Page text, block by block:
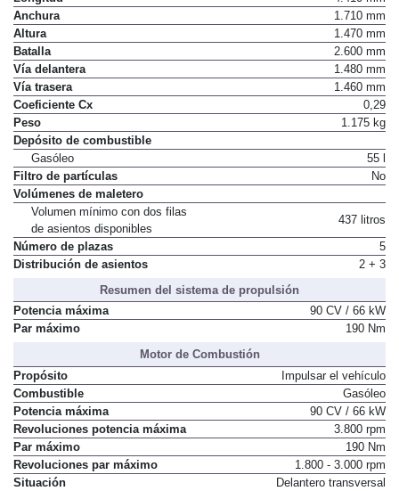
Anchura
1.710 mm
Altura
1.470 mm
Batalla
2.600 mm
Vía delantera
1.480 mm
Vía trasera
1.460 mm
Coeficiente Cx
0,29
Peso
1.175 kg
Depósito de combustible
Gasóleo
55 l
Filtro de partículas
No
Volúmenes de maletero
Volumen mínimo con dos filas
de asientos disponibles
437 litros
Número de plazas
5
Distribución de asientos
2 + 3
Resumen del sistema de propulsión
Potencia máxima
90 CV / 66 kW
Par máximo
190 Nm
Motor de Combustión
Propósito
Impulsar el vehículo
Combustible
Gasóleo
Potencia máxima
90 CV / 66 kW
Revoluciones potencia máxima
3.800 rpm
Par máximo
190 Nm
Revoluciones par máximo
1.800 - 3.000 rpm
Situación
Delantero transversal